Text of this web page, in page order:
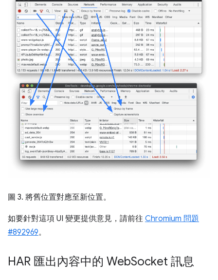
圖 3. 將舊位置對應至新位置。
如要針對這項 UI 變更提供意見，請前往 Chromium 問題
#892969。
HAR 匯出內容中的 WebSocket 訊息